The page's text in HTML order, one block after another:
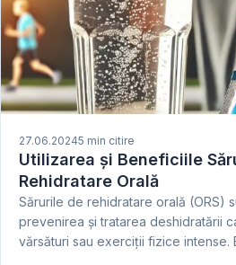
27.06.20245 min citire
Utilizarea și Beneficiile
Rehidratare Orală
Sărurile de rehidratare orală (ORS)
prevenirea și tratarea deshidratării
vărsături sau exerciții fizice intense.